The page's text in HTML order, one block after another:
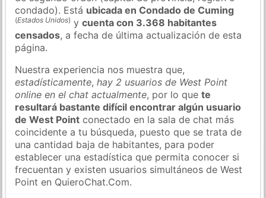
condado). Está ubicada en Condado de Cuming
(Estados Unidos) ycuenta con 3.368 habitantes
censados, a fecha de última actualización de esta
página.
Nuestra experiencia nos muestra que,
estadísticamente,hay 2 usuarios de West Point
online en el chat actualmente, por lo quete
resultará bastante difícil encontrar algún usuario
de West Point conectado en la sala de chat más
coincidente a tu búsqueda, puesto que se trata de
una cantidad baja de habitantes, para poder
establecer una estadística que permita conocer si
frecuentan y existen usuarios simultáneos de West
Point en QuieroChat.Com.